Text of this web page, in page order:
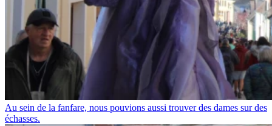
Au sein de la fanfare, nous pouvions aussi trouver des dames sur des
échasses.